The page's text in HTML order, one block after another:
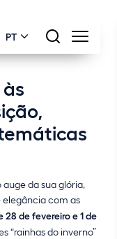
PT
da sua glória,
elegância com as
28 de fevereiro e 1 de
“rainhas do inverno”